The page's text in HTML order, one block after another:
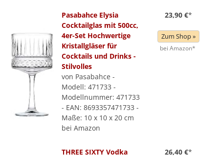
Pasabahce Elysia
Cocktailglas mit 500cc,
4er-Set Hochwertige
Kristallgläser für
Cocktails und Drinks -
Stilvolles
von Pasabahce -
Modell: 471733 -
Modellnummer: 471733
- EAN: 8693357471733 -
Maße: 10 x 10 x 20 cm
bei Amazon
23,90 €*
Zum Shop »
bei Amazon*
THREE SIXTY Vodka
26,40 €*